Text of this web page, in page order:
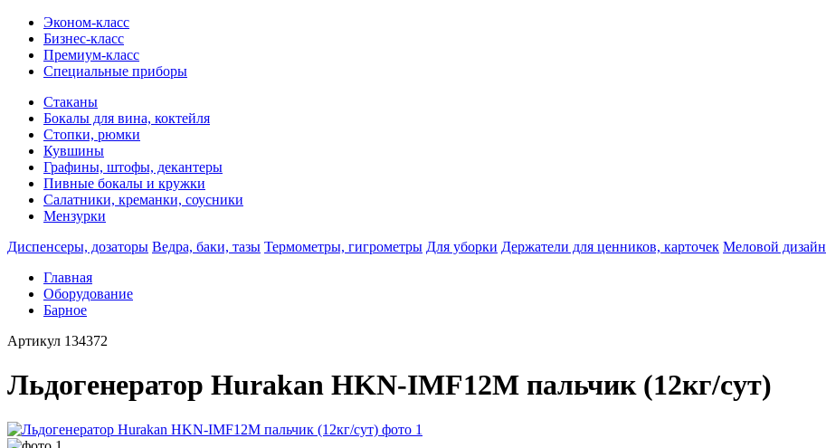
Эконом-класс
Бизнес-класс
Премиум-класс
Специальные приборы
Стаканы
Бокалы для вина, коктейля
Стопки, рюмки
Кувшины
Графины, штофы, декантеры
Пивные бокалы и кружки
Салатники, креманки, соусники
Мензурки
Диспенсеры, дозаторы Ведра, баки, тазы Термометры, гигрометры Для уборки Держатели для ценников, карточек Меловой дизайн
Главная
Оборудование
Барное
Артикул 134372
Льдогенератор Hurakan HKN-IMF12M пальчик (12кг/сут)